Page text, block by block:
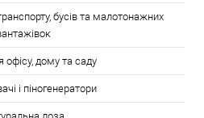
бусів та малотонажних
офісу, дому та саду
і піногенератори